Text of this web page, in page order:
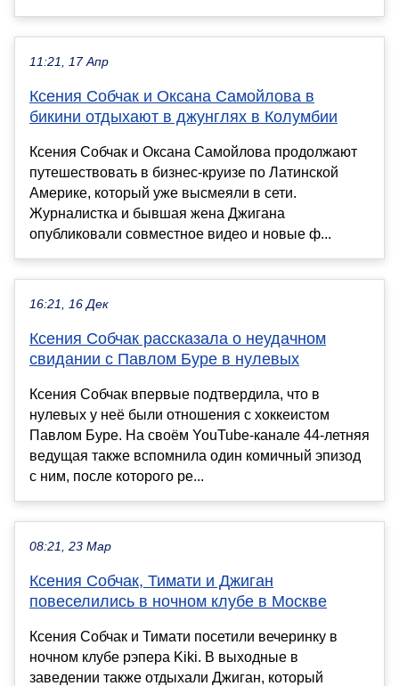
11:21, 17 Апр
Ксения Собчак и Оксана Самойлова в
бикини отдыхают в джунглях в Колумбии
Ксения Собчак и Оксана Самойлова продолжают
путешествовать в бизнес-круизе по Латинской
Америке, который уже высмеяли в сети.
Журналистка и бывшая жена Джигана
опубликовали совместное видео и новые ф...
16:21, 16 Дек
Ксения Собчак рассказала о неудачном
свидании с Павлом Буре в нулевых
Ксения Собчак впервые подтвердила, что в
нулевых у неё были отношения с хоккеистом
Павлом Буре. На своём YouTube-канале 44-летняя
ведущая также вспомнила один комичный эпизод
с ним, после которого ре...
08:21, 23 Мар
Ксения Собчак, Тимати и Джиган
повеселились в ночном клубе в Москве
Ксения Собчак и Тимати посетили вечеринку в
ночном клубе рэпера Kiki. В выходные в
заведении также отдыхали Джиган, который